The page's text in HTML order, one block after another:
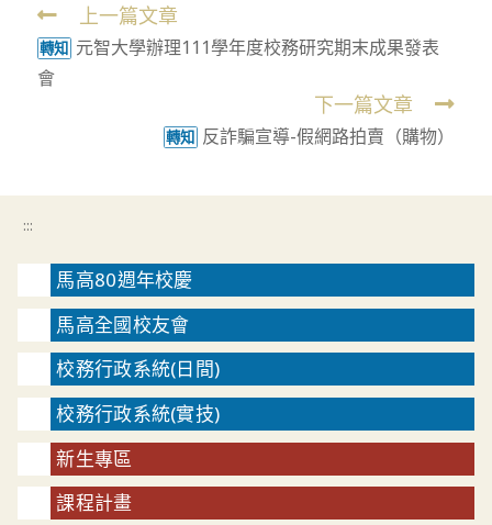
Read
more
articles
上一篇文章
轉知 元智大學辦理111學年度校務研究期末成果發表
會
下一篇文章
轉知 反詐騙宣導-假網路拍賣（購物）
:::
馬高80週年校慶
馬高全國校友會
校務行政系統(日間)
校務行政系統(實技)
新生專區
課程計畫